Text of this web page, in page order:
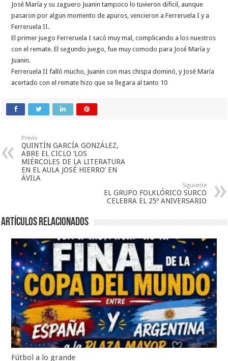
José María y su zaguero Juanin tampoco lo tuvieron dificil, aunque
pasaron por algun momento de apuros, vencieron a Ferreruela I y a
Ferreruela II.
El primer juego Ferreruela I sacó muy mal, complicando a los nuestros
con el remate. El segundo juego, fue muy comodo para José María y
Juanin.
Ferreruela II falló mucho, Juanin con mas chispa dominó, y José María
acertado con el remate hizo que se llegara al tanto 10
Previo
QUINTÍN GARCÍA GONZÁLEZ,
ABRE EL CICLO ‘LOS
MIÉRCOLES DE LA LITERATURA
EN EL AULA JOSÉ HIERRO’ EN
ÁVILA
Siguiente
EL GRUPO FOLKLÓRICO SURCO
CELEBRA EL 25º ANIVERSARIO
Artículos relacionados
Fútbol a lo grande